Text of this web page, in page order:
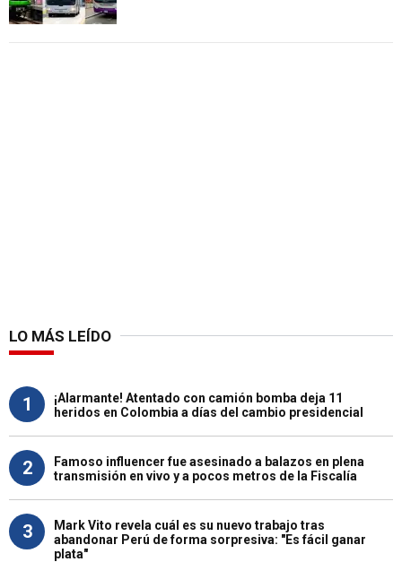
LO MÁS LEÍDO
1
¡Alarmante! Atentado con camión bomba deja 11
heridos en Colombia a días del cambio presidencial
2
Famoso influencer fue asesinado a balazos en plena
transmisión en vivo y a pocos metros de la Fiscalía
3
Mark Vito revela cuál es su nuevo trabajo tras
abandonar Perú de forma sorpresiva: "Es fácil ganar
plata"